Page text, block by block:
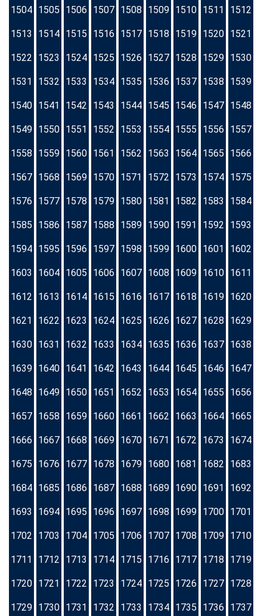
1504 1505 1506 1507 1508 1509 1510 1511 1512
1513 1514 1515 1516 1517 1518 1519 1520 1521
1522 1523 1524 1525 1526 1527 1528 1529 1530
1531 1532 1533 1534 1535 1536 1537 1538 1539
1540 1541 1542 1543 1544 1545 1546 1547 1548
1549 1550 1551 1552 1553 1554 1555 1556 1557
1558 1559 1560 1561 1562 1563 1564 1565 1566
1567 1568 1569 1570 1571 1572 1573 1574 1575
1576 1577 1578 1579 1580 1581 1582 1583 1584
1585 1586 1587 1588 1589 1590 1591 1592 1593
1594 1595 1596 1597 1598 1599 1600 1601 1602
1603 1604 1605 1606 1607 1608 1609 1610 1611
1612 1613 1614 1615 1616 1617 1618 1619 1620
1621 1622 1623 1624 1625 1626 1627 1628 1629
1630 1631 1632 1633 1634 1635 1636 1637 1638
1639 1640 1641 1642 1643 1644 1645 1646 1647
1648 1649 1650 1651 1652 1653 1654 1655 1656
1657 1658 1659 1660 1661 1662 1663 1664 1665
1666 1667 1668 1669 1670 1671 1672 1673 1674
1675 1676 1677 1678 1679 1680 1681 1682 1683
1684 1685 1686 1687 1688 1689 1690 1691 1692
1693 1694 1695 1696 1697 1698 1699 1700 1701
1702 1703 1704 1705 1706 1707 1708 1709 1710
1711 1712 1713 1714 1715 1716 1717 1718 1719
1720 1721 1722 1723 1724 1725 1726 1727 1728
1729 1730 1731 1732 1733 1734 1735 1736 1737